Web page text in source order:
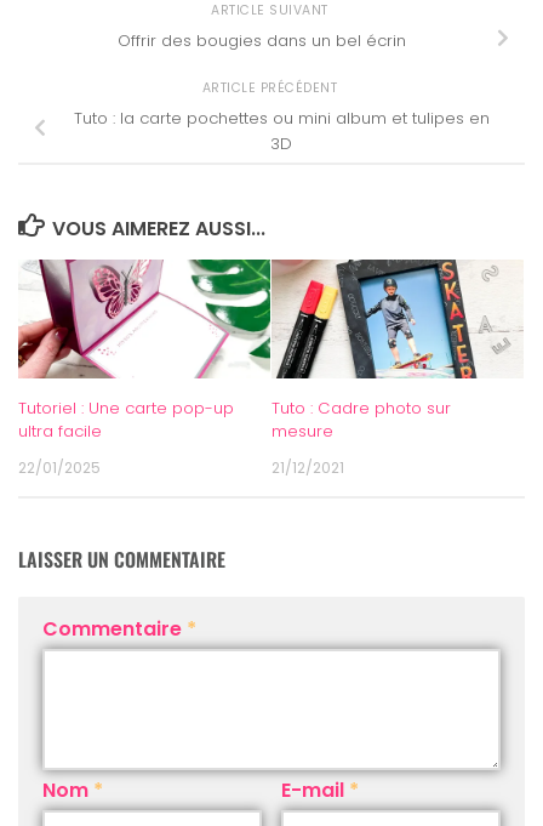
ARTICLE SUIVANT
Offrir des bougies dans un bel écrin
ARTICLE PRÉCÉDENT
Tuto : la carte pochettes ou mini album et tulipes en
3D
VOUS AIMEREZ AUSSI...
Tutoriel : Une carte pop-up
ultra facile
22/01/2025
Tuto : Cadre photo sur
mesure
21/12/2021
LAISSER UN COMMENTAIRE
Commentaire *
Nom * E-mail *